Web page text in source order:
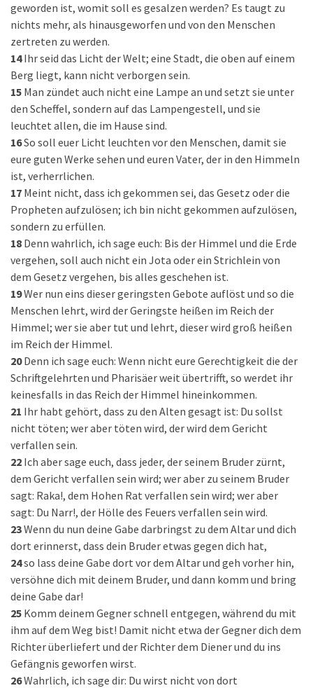
geworden ist, womit soll es gesalzen werden? Es taugt zu
nichts mehr, als hinausgeworfen und von den Menschen
zertreten zu werden.
14 Ihr seid das Licht der Welt; eine Stadt, die oben auf einem
Berg liegt, kann nicht verborgen sein.
15 Man zündet auch nicht eine Lampe an und setzt sie unter
den Scheffel, sondern auf das Lampengestell, und sie
leuchtet allen, die im Hause sind.
16So soll euer Licht leuchten vor den Menschen, damit sie
eure guten Werke sehen und euren Vater, der in den Himmeln
ist, verherrlichen.
17 Meint nicht, dass ich gekommen sei, das Gesetz oder die
Propheten aufzulösen; ich bin nicht gekommen aufzulösen,
sondern zu erfüllen.
18 Denn wahrlich, ich sage euch: Bis der Himmel und die Erde
vergehen, soll auch nicht ein Jota oder ein Strichlein von
dem Gesetz vergehen, bis alles geschehen ist.
19Wer nun eins dieser geringsten Gebote auflöst und so die
Menschen lehrt, wird der Geringste heißen im Reich der
Himmel; wer sie aber tut und lehrt, dieser wird groß heißen
im Reich der Himmel.
20 Denn ich sage euch: Wenn nicht eure Gerechtigkeit die der
Schriftgelehrten und Pharisäer weit übertrifft, so werdet ihr
keinesfalls in das Reich der Himmel hineinkommen.
21 Ihr habt gehört, dass zu den Alten gesagt ist: Du sollst
nicht töten; wer aber töten wird, der wird dem Gericht
verfallen sein.
22 Ich aber sage euch, dass jeder, der seinem Bruder zürnt,
dem Gericht verfallen sein wird; wer aber zu seinem Bruder
sagt: Raka!, dem Hohen Rat verfallen sein wird; wer aber
sagt: Du Narr!, der Hölle des Feuers verfallen sein wird.
23Wenn du nun deine Gabe darbringst zu dem Altar und dich
dort erinnerst, dass dein Bruder etwas gegen dich hat,
24so lass deine Gabe dort vor dem Altar und geh vorher hin,
versöhne dich mit deinem Bruder, und dann komm und bring
deine Gabe dar!
25 Komm deinem Gegner schnell entgegen, während du mit
ihm auf dem Weg bist! Damit nicht etwa der Gegner dich dem
Richter überliefert und der Richter dem Diener und du ins
Gefängnis geworfen wirst.
26Wahrlich, ich sage dir: Du wirst nicht von dort